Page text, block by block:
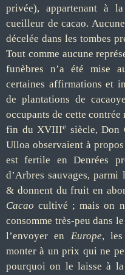
privée), appartenant à
cueilleur de cacao.
décelée dans les tombes
Tout comme aucune
funèbres n’a été mise
certaines affirmations et
de plantations de
occupants de cette
fin du XVIIIe siècle, Don
Ulloa observaient à
est fertile en Denrées
d’Arbres sauvages, parmi
& donnent du fruit en
Cacao cultivé ; mais on n
consomme très-peu dans
l’envoyer en Europe,
monter à un prix qui ne
pourquoi on le laisse à